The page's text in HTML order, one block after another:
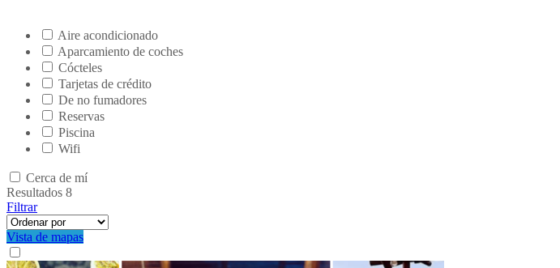
Aire acondicionado
Aparcamiento de coches
Cócteles
Tarjetas de crédito
De no fumadores
Reservas
Piscina
Wifi
Cerca de mí
Resultados 8
Filtrar
Vista de mapas